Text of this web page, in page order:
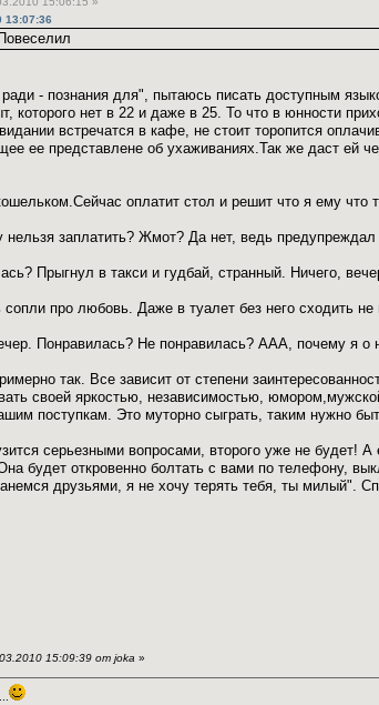
13:07:36
- познания для", пытаюсь писать доступным
которого нет в 22 и даже в 25. То что в юнности
встречатся в кафе, не стоит торопится
ее представлене об ухаживаниях.Так же даст ей
оплатит стол и решит что я
заплатить? Жмот? Да нет, ведь
Прыгнул в такси и гудбай, странный. Ничего,
про любовь. Даже в туалет без него сходить не
Понравилась? Не понравилась? ААА, почему я
так. Все зависит от степени
своей яркостью, независимостью,
поступкам. Это муторно сыграть, таким нужно
серьезными вопросами, второго уже не
откровенно болтать с вами по телефону,
друзьями, я не хочу терять тебя, ты милый".
15:09:39 от joka »